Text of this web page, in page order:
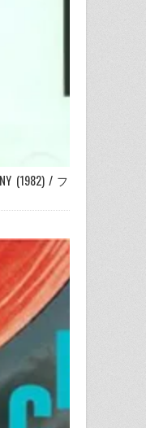
(1982) / フィルハーモニ